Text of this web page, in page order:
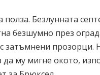
Безлунната
безшумно през
затъмнени прозорци.
му мигне окото,